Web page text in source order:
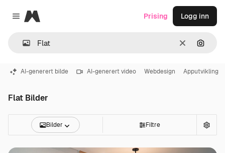
Close menu
Magnific
Slett Søk
Prising Logg inn
AI-generert bilde AI-generert video Webdesign Apputvikling
Flat Bilder
Bilder Filtre